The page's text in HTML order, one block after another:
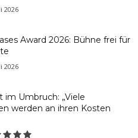
2026
Award 2026: Bühne frei für
2026
im Umbruch: „Viele
werden an ihren Kosten